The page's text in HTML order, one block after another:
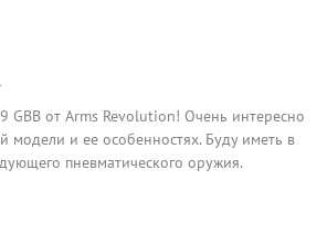
GBB от Arms Revolution! Очень интересно
модели и ее особенностях. Буду иметь в
пневматического оружия.